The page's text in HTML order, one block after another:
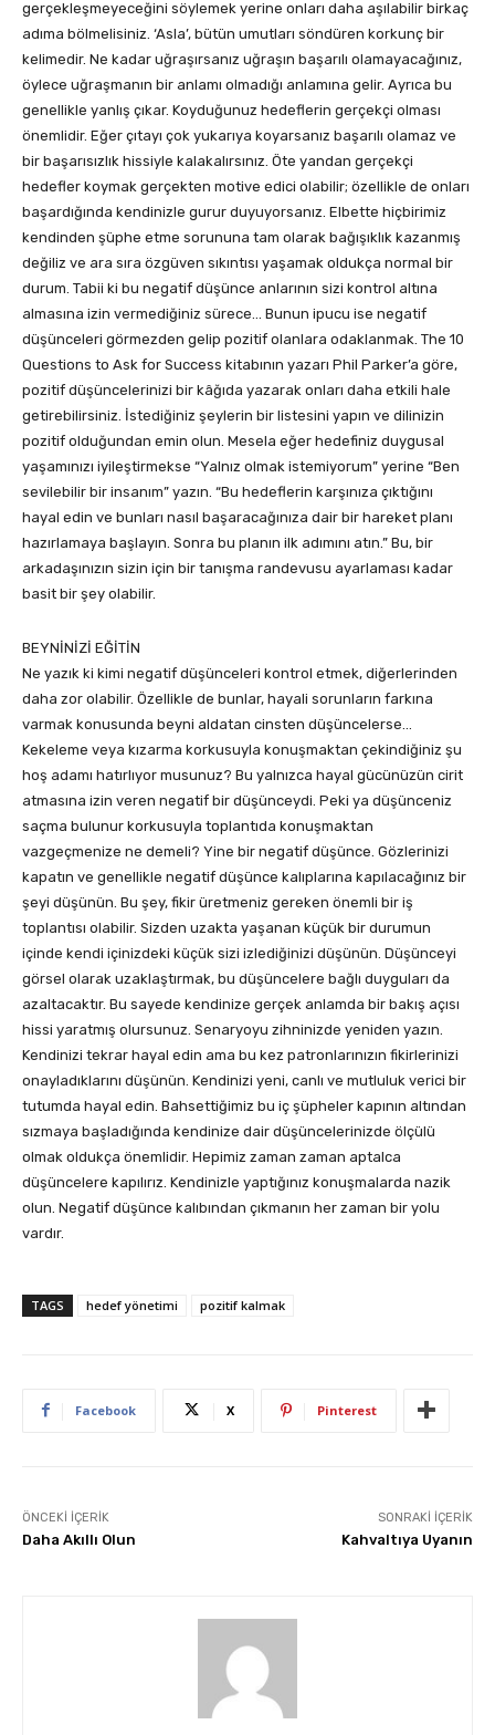
gerçekleşmeyeceğini söylemek yerine onları daha aşılabilir birkaç
adıma bölmelisiniz. ‘Asla’, bütün umutları söndüren korkunç bir
kelimedir. Ne kadar uğraşırsanız uğraşın başarılı olamayacağınız,
öylece uğraşmanın bir anlamı olmadığı anlamına gelir. Ayrıca bu
genellikle yanlış çıkar. Koyduğunuz hedeflerin gerçekçi olması
önemlidir. Eğer çıtayı çok yukarıya koyarsanız başarılı olamaz ve
bir başarısızlık hissiyle kalakalırsınız. Öte yandan gerçekçi
hedefler koymak gerçekten motive edici olabilir; özellikle de onları
başardığında kendinizle gurur duyuyorsanız. Elbette hiçbirimiz
kendinden şüphe etme sorununa tam olarak bağışıklık kazanmış
değiliz ve ara sıra özgüven sıkıntısı yaşamak oldukça normal bir
durum. Tabii ki bu negatif düşünce anlarının sizi kontrol altına
almasına izin vermediğiniz sürece… Bunun ipucu ise negatif
düşünceleri görmezden gelip pozitif olanlara odaklanmak. The 10
Questions to Ask for Success kitabının yazarı Phil Parker’a göre,
pozitif düşüncelerinizi bir kâğıda yazarak onları daha etkili hale
getirebilirsiniz. İstediğiniz şeylerin bir listesini yapın ve dilinizin
pozitif olduğundan emin olun. Mesela eğer hedefiniz duygusal
yaşamınızı iyileştirmekse “Yalnız olmak istemiyorum” yerine “Ben
sevilebilir bir insanım” yazın. “Bu hedeflerin karşınıza çıktığını
hayal edin ve bunları nasıl başaracağınıza dair bir hareket planı
hazırlamaya başlayın. Sonra bu planın ilk adımını atın.” Bu, bir
arkadaşınızın sizin için bir tanışma randevusu ayarlaması kadar
basit bir şey olabilir.
BEYNİNİZİ EĞİTİN
Ne yazık ki kimi negatif düşünceleri kontrol etmek, diğerlerinden
daha zor olabilir. Özellikle de bunlar, hayali sorunların farkına
varmak konusunda beyni aldatan cinsten düşüncelerse…
Kekeleme veya kızarma korkusuyla konuşmaktan çekindiğiniz şu
hoş adamı hatırlıyor musunuz? Bu yalnızca hayal gücünüzün cirit
atmasına izin veren negatif bir düşünceydi. Peki ya düşünceniz
saçma bulunur korkusuyla toplantıda konuşmaktan
vazgeçmenize ne demeli? Yine bir negatif düşünce. Gözlerinizi
kapatın ve genellikle negatif düşünce kalıplarına kapılacağınız bir
şeyi düşünün. Bu şey, fikir üretmeniz gereken önemli bir iş
toplantısı olabilir. Sizden uzakta yaşanan küçük bir durumun
içinde kendi içinizdeki küçük sizi izlediğinizi düşünün. Düşünceyi
görsel olarak uzaklaştırmak, bu düşüncelere bağlı duyguları da
azaltacaktır. Bu sayede kendinize gerçek anlamda bir bakış açısı
hissi yaratmış olursunuz. Senaryoyu zihninizde yeniden yazın.
Kendinizi tekrar hayal edin ama bu kez patronlarınızın fikirlerinizi
onayladıklarını düşünün. Kendinizi yeni, canlı ve mutluluk verici bir
tutumda hayal edin. Bahsettiğimiz bu iç şüpheler kapının altından
sızmaya başladığında kendinize dair düşüncelerinizde ölçülü
olmak oldukça önemlidir. Hepimiz zaman zaman aptalca
düşüncelere kapılırız. Kendinizle yaptığınız konuşmalarda nazik
olun. Negatif düşünce kalıbından çıkmanın her zaman bir yolu
vardır.
TAGS hedef yönetimi pozitif kalmak
Facebook X Pinterest
ÖNCEKI İÇERIK
Daha Akıllı Olun
SONRAKI İÇERIK
Kahvaltıya Uyanın